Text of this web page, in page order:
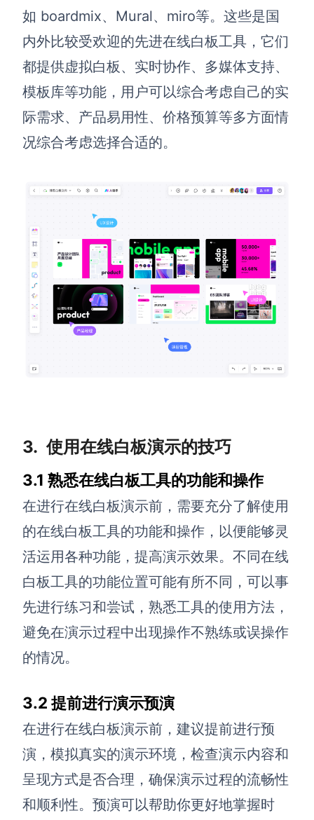
如 boardmix、 Mural、 miro等。 这些是国
内外比较受欢迎的先进在线白板工具，它们
都提供虚拟白板、实时协作、多媒体支持、
模板库等功能，用户可以综合考虑自己的实
际需求、产品易用性、价格预算等多方面情
况综合考虑选择合适的。
3. 使用在线白板演示的技巧
3.1 熟悉在线白板工具的功能和操作
在进行在线白板演示前，需要充分了解使用
的在线白板工具的功能和操作，以便能够灵
活运用各种功能，提高演示效果。不同在线
白板工具的功能位置可能有所不同， 可以事
先进行练习和尝试，熟悉工具的使用方法，
避免在演示过程中出现操作不熟练或误操作
的情况。
3.2 提前进行演示预演
在进行在线白板演示前，建议提前进行预
演，模拟真实的演示环境，检查演示内容和
呈现方式是否合理，确保演示过程的流畅性
和顺利性。预演可以帮助你更好地掌握时